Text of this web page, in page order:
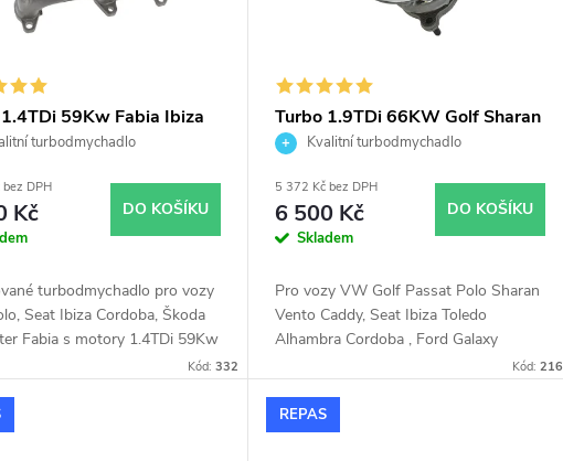
59Kw Fabia Ibiza
Polo Roomster KKK
turbodmychadlo
DPH
Kč DO KOŠÍKU
turbodmychadlo pro vozy
Seat Ibiza Cordoba, Škoda
Fabia s motory 1.4TDi 59Kw
Kód: 332
Turbo 1.9TDi 66KW Golf Sharan
Alhambra 1Z ANU AHU KKK
Kvalitní turbodmychadlo
5 372 Kč bez DPH
6 500 Kč
Skladem
DO KOŠÍKU
Pro vozy VW Golf Passat Polo Sharan
Vento Caddy, Seat Ibiza Toledo
Alhambra Cordoba , Ford Galaxy
1.9TDi 1,9TDi 66KW AHU ANU 1Z.Kód: 216
REPAS